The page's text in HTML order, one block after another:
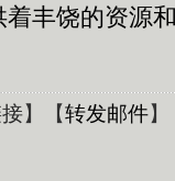
丰饶的资源
】【转发邮件】